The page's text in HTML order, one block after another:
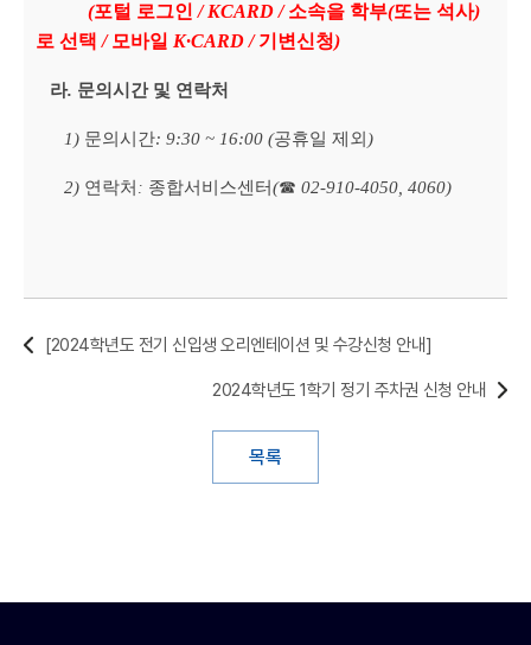
(포털 로그인 / KCARD /소속을 학부(또는 석사)
로 선택 /모바일 K·CARD /기변신청)
라. 문의시간 및 연락처
1) 문의시간: 9:30 ~ 16:00 (공휴일 제외 )
2) 연락처 : 종합서비스센터(☎ 02-910-4050, 4060)
[2024학년도 전기 신입생 오리엔테이션 및 수강신청 안내]
목록
2024학년도 1학기 정기 주차권 신청 안내